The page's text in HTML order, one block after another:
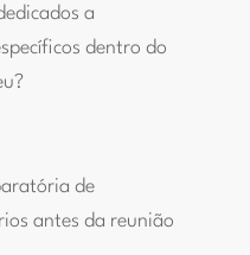
a
dentro do
de
antes da reunião